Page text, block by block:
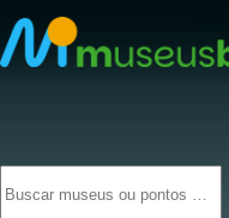
para
o
conteúdo
resultados